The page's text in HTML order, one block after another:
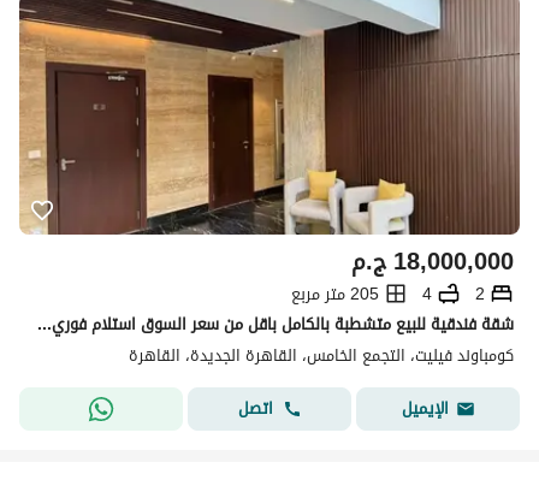
ج.م18,000,000
2
4
205 متر مربع
شقة فندقية للبيع متشطبة بالكامل باقل من سعر السوق استلام فوري في سوديك فيليت Sodic Villette
كومباوند فيليت، التجمع الخامس، القاهرة الجديدة، القاهرة
الإيميل
اتصل